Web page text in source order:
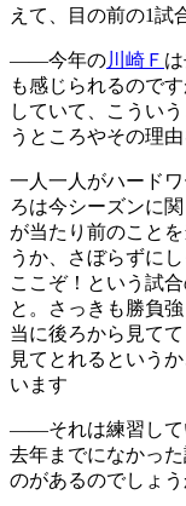
えて、目の前の1試
――今年の川崎Ｆ
も感じられるので
していて、こうい
うところやその理
一人一人がハード
ろは今シーズンに
が当たり前のこと
うか、さぼらずに
ここぞ！という試
と。さっきも勝負
当に後ろから見て
見てとれるという
います
――それは練習して
去年までになかっ
のがあるのでしょう